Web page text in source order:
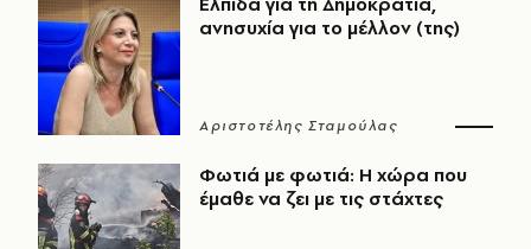
ανησυχία για το μέλλον (της)
Αριστοτέλης Σταμούλας
Φωτιά με φωτιά: Η χώρα που
έμαθε να ζει με τις στάχτες